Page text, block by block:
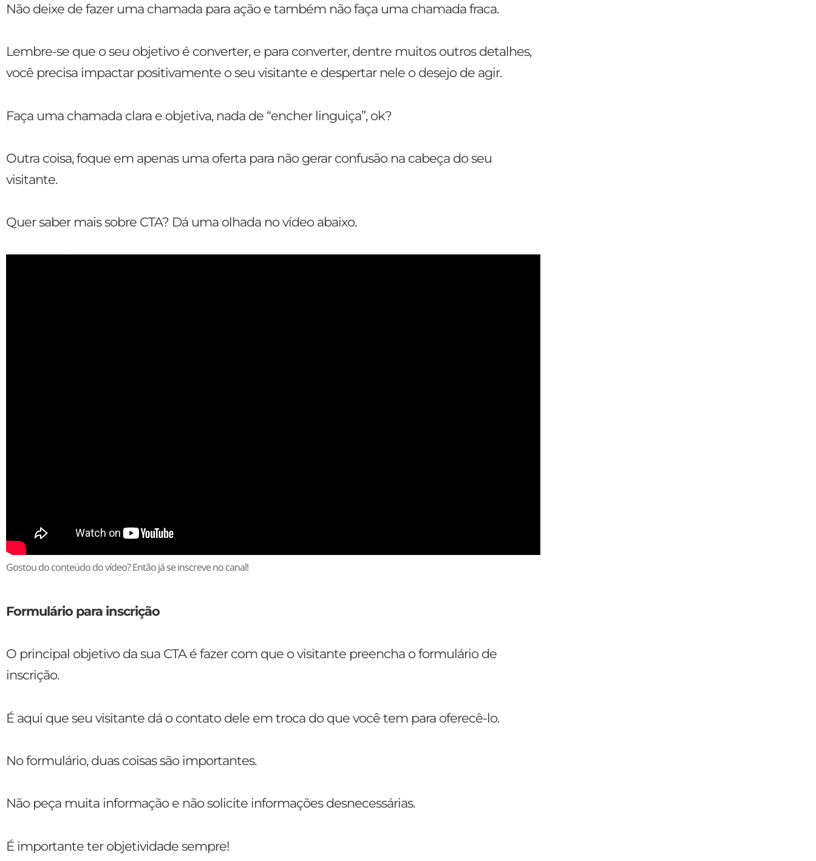
Não deixe de fazer uma chamada para ação e também não faça uma chamada fraca.
Lembre-se que o seu objetivo é converter, e para converter, dentre muitos outros detalhes,
você precisa impactar positivamente o seu visitante e despertar nele o desejo de agir.
Faça uma chamada clara e objetiva, nada de “encher linguiça”, ok?
Outra coisa, foque em apenas uma oferta para não gerar confusão na cabeça do seu
visitante.
Quer saber mais sobre CTA? Dá uma olhada no vídeo abaixo.
Gostou do conteúdo do vídeo? Então já se inscreve no canal!
Formulário para inscrição
O principal objetivo da sua CTA é fazer com que o visitante preencha o formulário de
inscrição.
É aqui que seu visitante dá o contato dele em troca do que você tem para oferecê-lo.
No formulário, duas coisas são importantes.
Não peça muita informação e não solicite informações desnecessárias.
É importante ter objetividade sempre!